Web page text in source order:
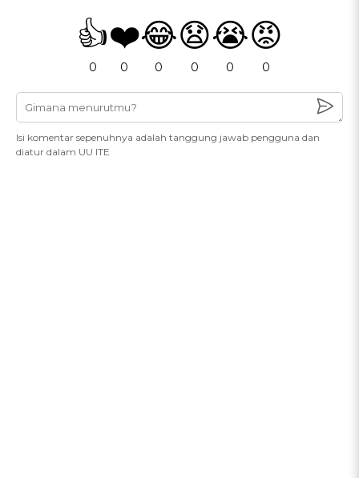
👍
0
❤️
0
😂
0
😧
0
😭
0
😡
0
Isi komentar sepenuhnya adalah tanggung jawab pengguna dan
diatur dalam UU ITE